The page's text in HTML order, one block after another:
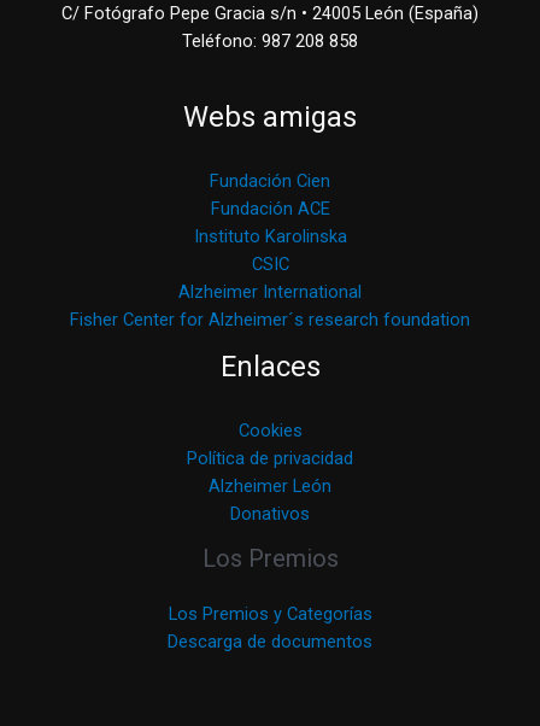
C/ Fotógrafo Pepe Gracia s/n • 24005 León (España)
Teléfono: 987 208 858
Webs amigas
Fundación Cien
Fundación ACE
Instituto Karolinska
CSIC
Alzheimer International
Fisher Center for Alzheimer´s research foundation
Enlaces
Cookies
Política de privacidad
Alzheimer León
Donativos
Los Premios
Los Premios y Categorías
Descarga de documentos